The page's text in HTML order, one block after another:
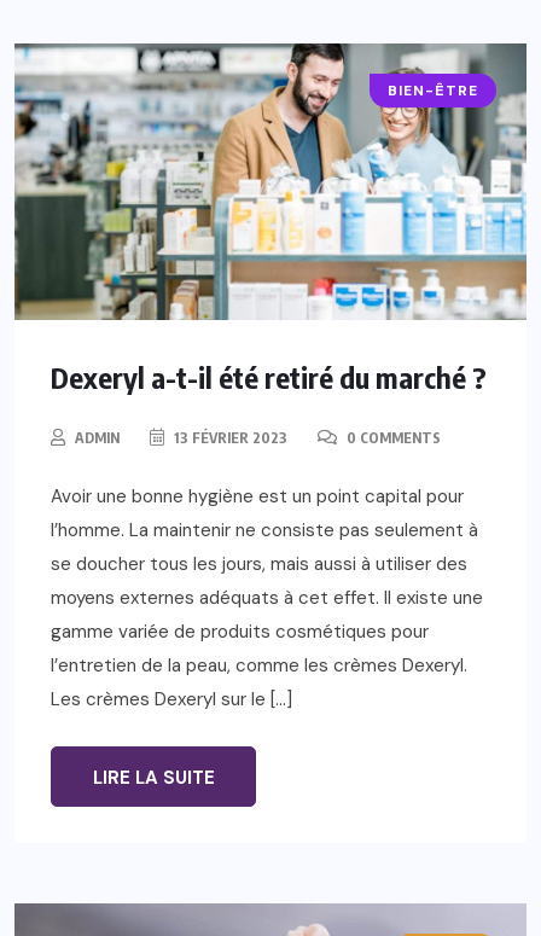
BIEN-ÊTRE
Dexeryl a-t-il été retiré du marché ?
ADMIN 13 FÉVRIER 2023 0 COMMENTS
Avoir une bonne hygiène est un point capital pour
l’homme. La maintenir ne consiste pas seulement à
se doucher tous les jours, mais aussi à utiliser des
moyens externes adéquats à cet effet. Il existe une
gamme variée de produits cosmétiques pour
l’entretien de la peau, comme les crèmes Dexeryl.
Les crèmes Dexeryl sur le […]
LIRE LA SUITE